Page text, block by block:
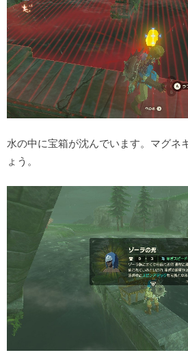
水の中に宝箱が沈んでいます。マグネ
ょう。